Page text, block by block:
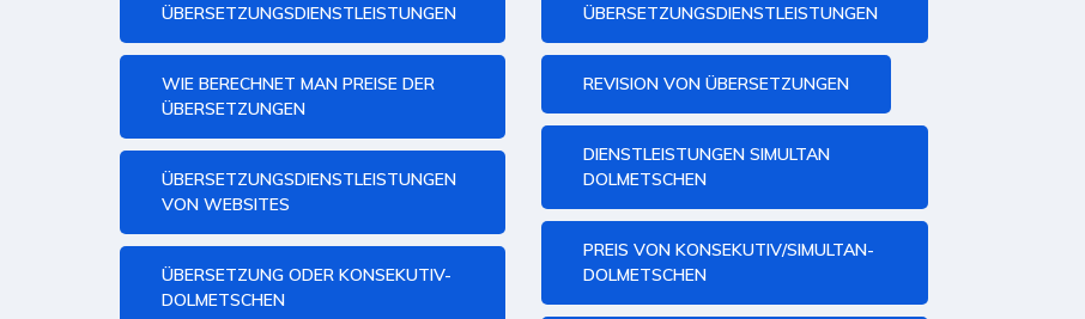
ÜBERSETZUNGSDIENSTLEISTUNGEN
WIE BERECHNET MAN PREISE DER
ÜBERSETZUNGEN
ÜBERSETZUNGSDIENSTLEISTUNGEN
VON WEBSITES
ÜBERSETZUNG ODER KONSEKUTIV-
DOLMETSCHEN
ÜBERSETZUNGSDIENSTLEISTUNGEN
REVISION VON ÜBERSETZUNGEN
DIENSTLEISTUNGEN SIMULTAN
DOLMETSCHEN
PREIS VON KONSEKUTIV/SIMULTAN-
DOLMETSCHEN